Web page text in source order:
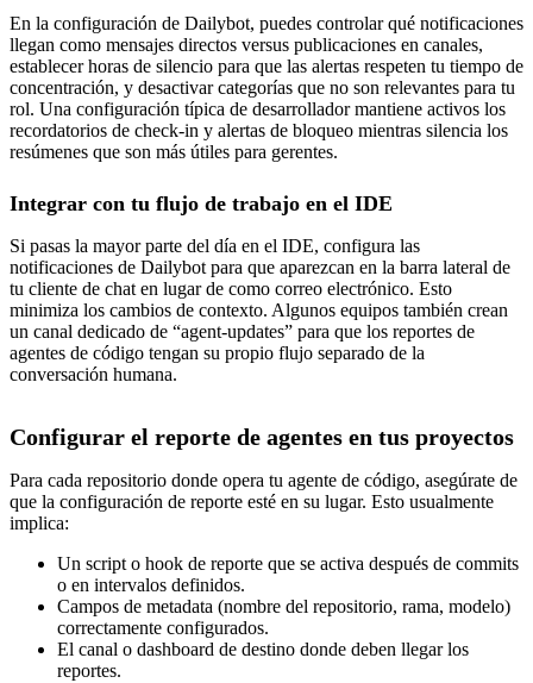
En la configuración de Dailybot, puedes controlar qué notificaciones
llegan como mensajes directos versus publicaciones en canales,
establecer horas de silencio para que las alertas respeten tu tiempo de
concentración, y desactivar categorías que no son relevantes para tu
rol. Una configuración típica de desarrollador mantiene activos los
recordatorios de check-in y alertas de bloqueo mientras silencia los
resúmenes que son más útiles para gerentes.
Integrar con tu flujo de trabajo en el IDE
Si pasas la mayor parte del día en el IDE, configura las
notificaciones de Dailybot para que aparezcan en la barra lateral de
tu cliente de chat en lugar de como correo electrónico. Esto
minimiza los cambios de contexto. Algunos equipos también crean
un canal dedicado de “agent-updates” para que los reportes de
agentes de código tengan su propio flujo separado de la
conversación humana.
Configurar el reporte de agentes en tus proyectos
Para cada repositorio donde opera tu agente de código, asegúrate de
que la configuración de reporte esté en su lugar. Esto usualmente
implica:
Un script o hook de reporte que se activa después de commits
o en intervalos definidos.
Campos de metadata (nombre del repositorio, rama, modelo)
correctamente configurados.
El canal o dashboard de destino donde deben llegar los
reportes.